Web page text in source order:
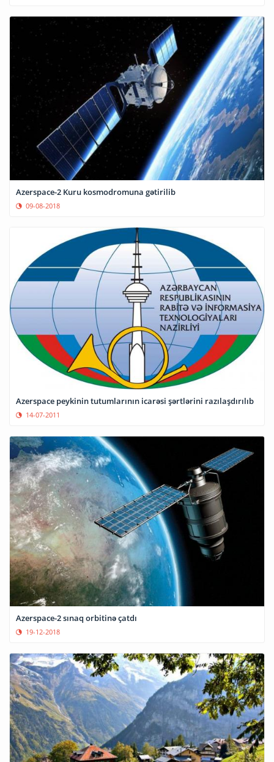
Azerspace-2 Kuru kosmodromuna gətirilib
09-08-2018
Azerspace peykinin tutumlarının icarəsi şərtlərini razılaşdırılıb
14-07-2011
Azerspace-2 sınaq orbitinə çatdı
19-12-2018